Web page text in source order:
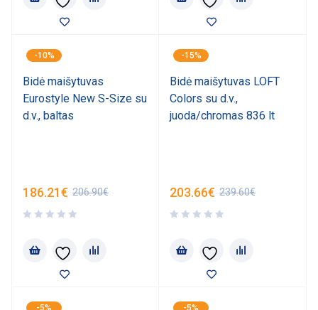
-10%
Bidė maišytuvas
Eurostyle New S-Size su
d.v., baltas
206.90€
186.21€
-15%
Bidė maišytuvas LOFT
Colors su d.v.,
juoda/chromas 836 lt
239.60€
203.66€